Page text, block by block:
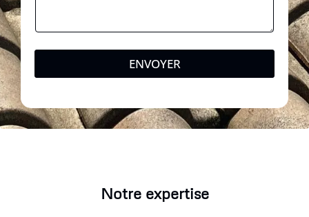
ENVOYER
Notre expertise